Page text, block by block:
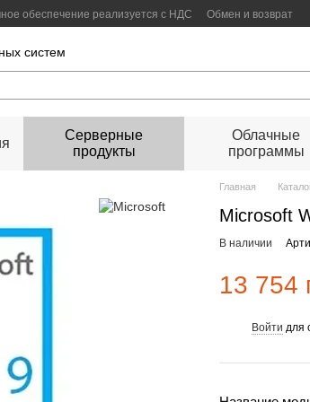
обеспечение реализуется с НДС
Обмен и возврат
систем
Серверные
продукты
Облачные
программы
Главная
Microsoft
В наличии
13 754
Войти для